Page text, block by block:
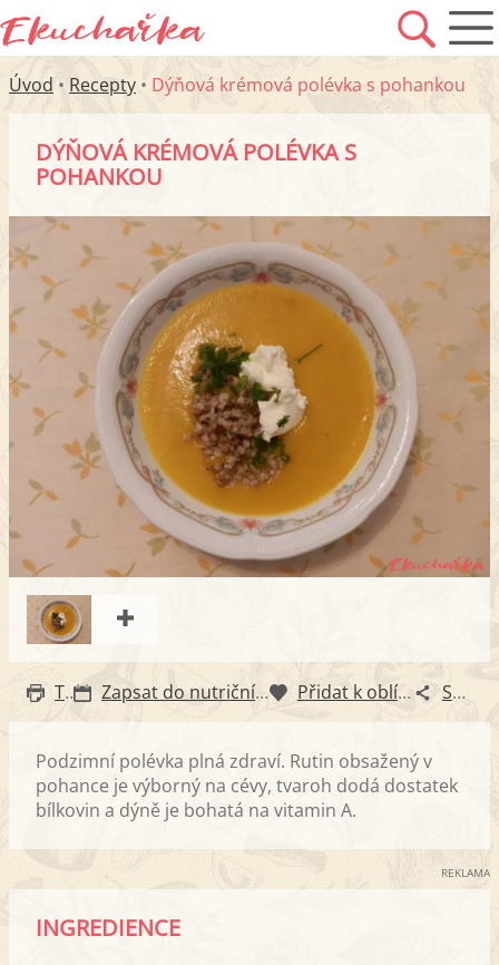
Úvod • Recepty • Dýňová krémová polévka s pohankou
DÝŇOVÁ KRÉMOVÁ POLÉVKA S
POHANKOU
Tisk Zapsat do nutričního diáře Přidat k oblíbeným Sdílet
Podzimní polévka plná zdraví. Rutin obsažený v
pohance je výborný na cévy, tvaroh dodá dostatek
bílkovin a dýně je bohatá na vitamin A.
REKLAMA
INGREDIENCE